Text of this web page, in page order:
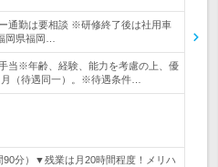
通勤は要相談 ※研修終了後は社用車
岡県福岡…
当※年齢、経験、能力を考慮の上、優
（待遇同一）。※待遇条件…
90分）▼残業は月20時間程度！メリハ